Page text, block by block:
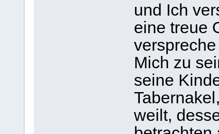
und Ich
eine treue
Mich zu
seine
weilt,